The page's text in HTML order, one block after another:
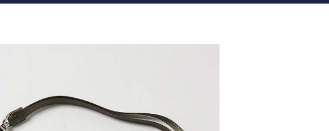
ーディネート
今週の別注アイテム
特定商取引に